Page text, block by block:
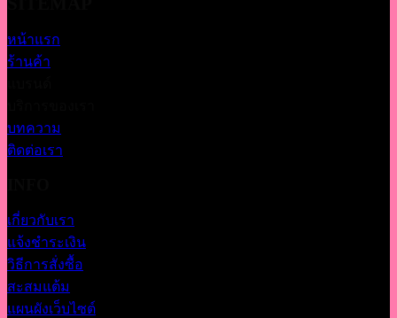
หน้าแรก
ร้านค้า
บทความ
ติดต่อเรา
เกี่ยวกับเรา
แจ้งชำระเงิน
วิธีการสั่งซื้อ
สะสมแต้ม
แผนผังเว็บไซต์